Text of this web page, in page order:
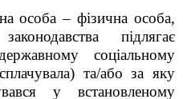
особа – фізична особа,
підлягає
соціальному
та/або за яку
у встановленому